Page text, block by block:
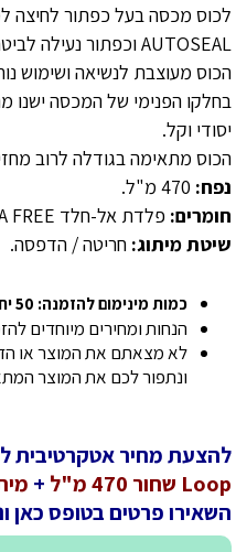
לכוס מכסה בעל כפתור לחיצה
AUTOSEAL וכפתור נעילה לביטחון נוסף.
הכוס מעוצבת לנשיאה ושימוש
בחלקו הפנימי של המכסה ישנו
יסודי וקל.
הכוס מתאימה בגודלה לרוב
נפח:
חומרים: פלדת אל-חלד BPA FREE.
שיטת מיתוג: חריטה / הדפסה.
כמות מינימום להזמנה: 50 יח'
הנחות ומחירים מיוחדים
לא מצאתם את המוצר או
ונתפור לכם את המוצר
להצעת מחיר אטקרטיבית ל
Loop שחור 470 מ"ל
+
השאירו פרטים בטופס כאן